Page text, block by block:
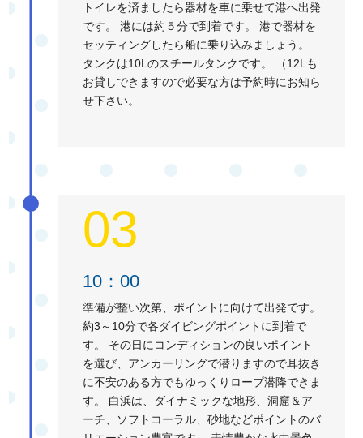
トイレを済ましたら器材を車に乗せて港へ出発
です。 港には約５分で到着です。 港で器材を
セッティングしたら船に乗り込みましょう。
タンクは10Lのスチールタンクです。 （12Lも
お貸しできますので必要な方は予約時にお知ら
せ下さい。
03
10：00
準備が整い次第、ポイントに向けて出発です。
約3～10分で各ダイビングポイントに到着で
す。 その日にコンディションの良いポイント
を選び、アンカーリングで潜りますので耳抜き
に不安のある方でもゆっくりロープ潜降できま
す。 白浜は、ダイナミックな地形、洞窟＆ア
ーチ、ソフトコーラル、砂地などポイントのバ